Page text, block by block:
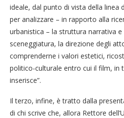
ideale, dal punto di vista della linea
per analizzare – in rapporto alla
urbanistica – la struttura narrativa
sceneggiatura, la direzione degli
comprenderne i valori estetici,
politico-culturale entro cui il film, in
inserisce”.
Il terzo, infine, è tratto dalla
di chi scrive che, allora Rettore